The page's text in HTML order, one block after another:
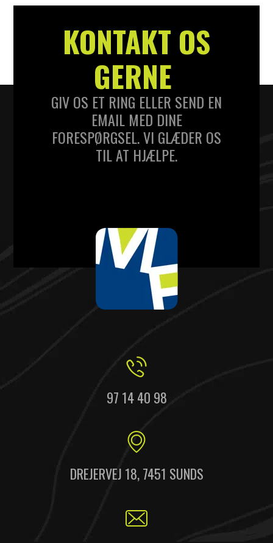
KONTAKT OS
GERNE
GIV OS ET RING ELLER SEND EN
EMAIL MED DINE
FORESPØRGSEL. VI GLÆDER OS
TIL AT HJÆLPE.
97 14 40 98
DREJERVEJ 18, 7451 SUNDS